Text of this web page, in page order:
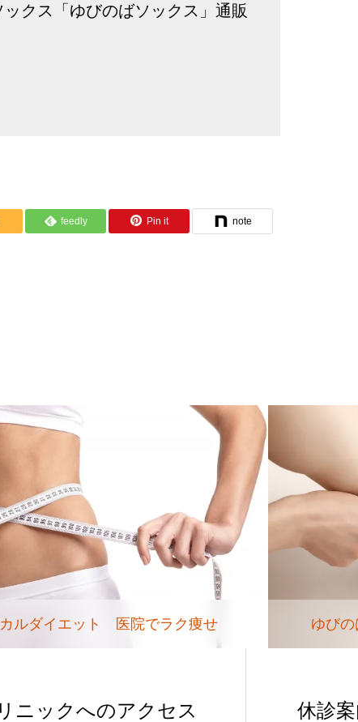
クス「ゆびのばソックス」通販
feedly Pin it note
カルダイエット 医院でラク痩せ ゆび
ニックへのアクセス 休診